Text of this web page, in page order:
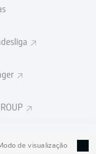
de visualização
DA
2027